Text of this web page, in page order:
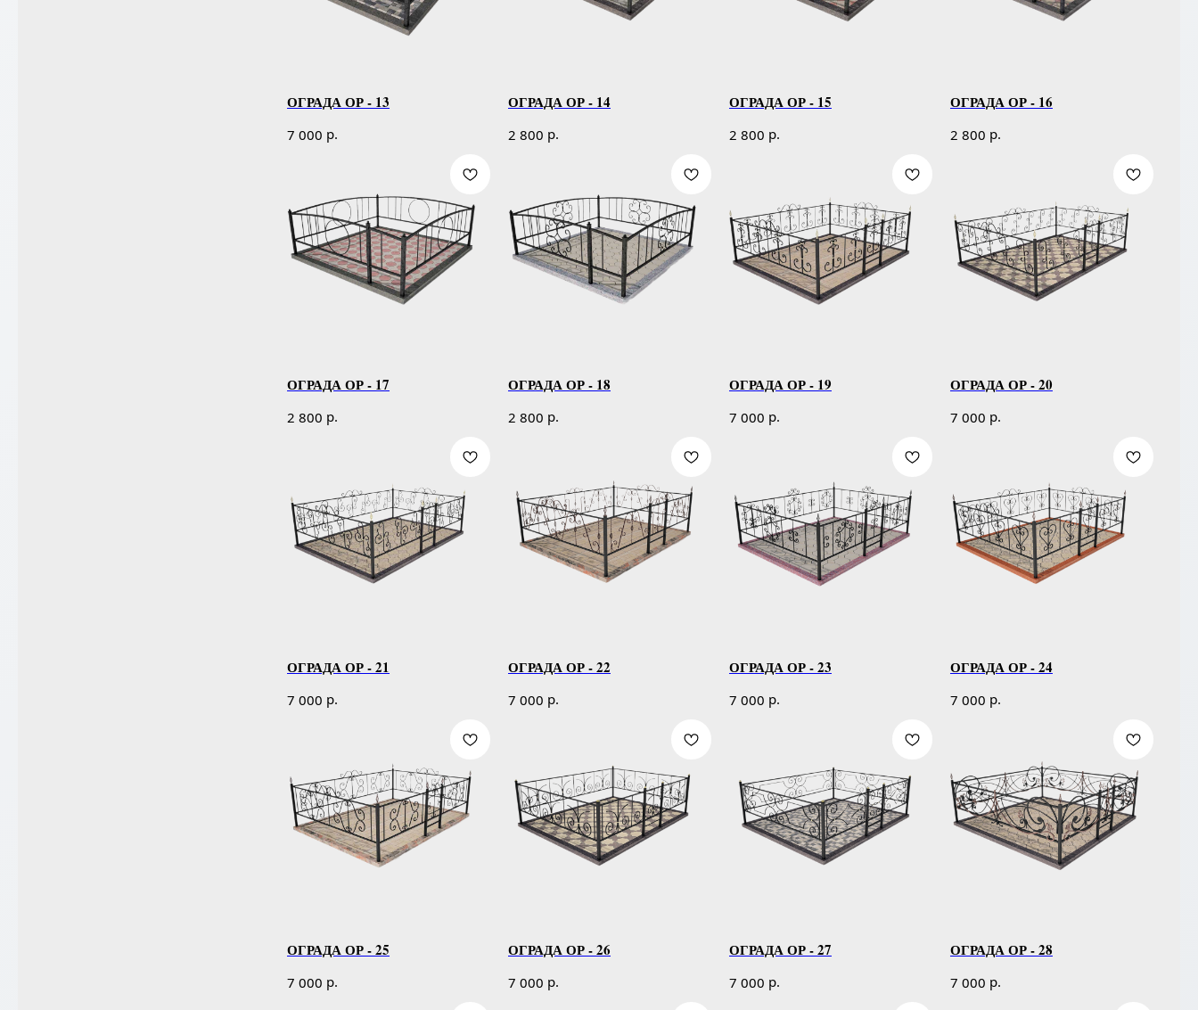
ОГРАДА ОР - 13
7 000 р.
ОГРАДА ОР - 14
2 800 р.
ОГРАДА ОР - 15
2 800 р.
ОГРАДА ОР - 16
2 800 р.
ОГРАДА ОР - 17
2 800 р.
ОГРАДА ОР - 18
2 800 р.
ОГРАДА ОР - 19
7 000 р.
ОГРАДА ОР - 20
7 000 р.
ОГРАДА ОР - 21
7 000 р.
ОГРАДА ОР - 22
7 000 р.
ОГРАДА ОР - 23
7 000 р.
ОГРАДА ОР - 24
7 000 р.
ОГРАДА ОР - 25
7 000 р.
ОГРАДА ОР - 26
7 000 р.
ОГРАДА ОР - 27
7 000 р.
ОГРАДА ОР - 28
7 000 р.